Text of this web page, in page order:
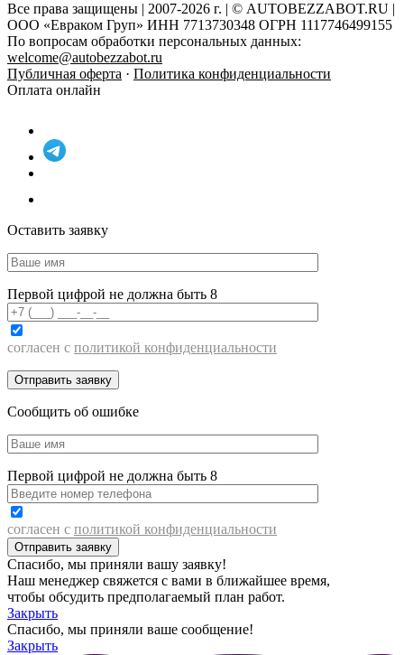
Все права защищены | 2007-2026 г. | © AUTOBEZZABOT.RU |
ООО «Евраком Груп» ИНН 7713730348 ОГРН 1117746499155
По вопросам обработки персональных данных:
welcome@autobezzabot.ru
Публичная оферта · Политика конфиденциальности
Оплата онлайн
Оставить заявку
Первой цифрой не должна быть 8
согласен с политикой конфиденциальности
Сообщить об ошибке
Первой цифрой не должна быть 8
согласен с политикой конфиденциальности
Спасибо, мы приняли вашу заявку!
Наш менеджер свяжется с вами в ближайшее время,
чтобы обсудить предполагаемый план работ.
Закрыть
Спасибо, мы приняли ваше сообщение!
Закрыть